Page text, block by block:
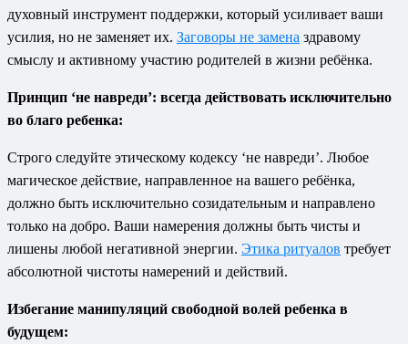
духовный инструмент поддержки, который усиливает ваши
усилия, но не заменяет их. Заговоры не замена здравому
смыслу и активному участию родителей в жизни ребёнка.
Принцип ‘не навреди’: всегда действовать исключительно
во благо ребенка:
Строго следуйте этическому кодексу ‘не навреди’. Любое
магическое действие, направленное на вашего ребёнка,
должно быть исключительно созидательным и направлено
только на добро. Ваши намерения должны быть чисты и
лишены любой негативной энергии. Этика ритуалов требует
абсолютной чистоты намерений и действий.
Избегание манипуляций свободной волей ребенка в
будущем: